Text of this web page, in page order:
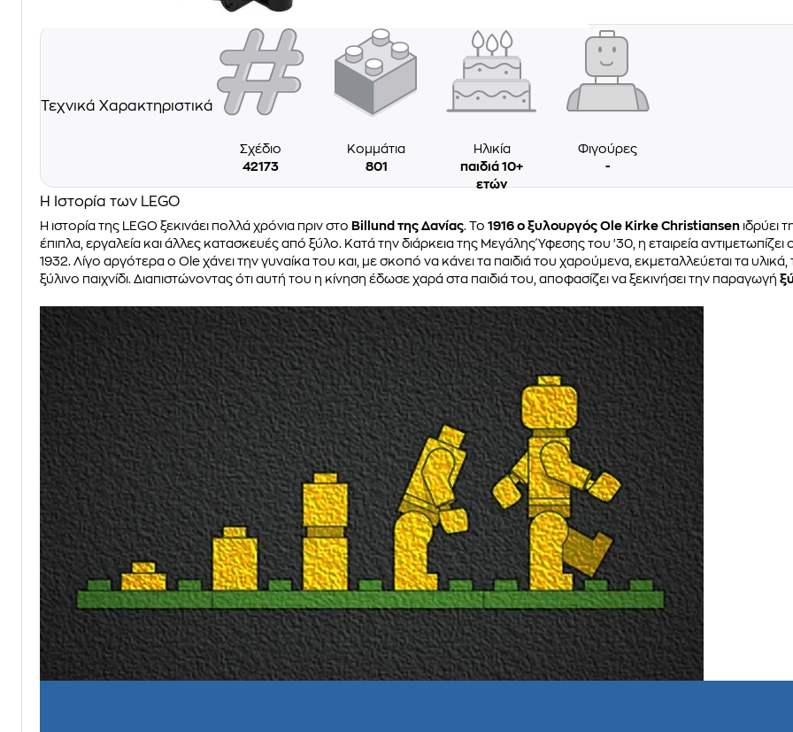
Τεχνικά Χαρακτηριστικά
Σχέδιο
42173
Κομμάτια
801
Ηλικία
παιδιά 10+
ετών
Φιγούρες
-
Η Ιστορία των LEGO
Η ιστορία της LEGO ξεκινάει πολλά χρόνια πριν στο Billund της Δανίας. Το 1916 ο ξυλουργός Ole Kirke Christiansen ιδρύει
έπιπλα, εργαλεία και άλλες κατασκευές από ξύλο. Κατά την διάρκεια της Μεγάλης Ύφεσης του '30, η εταιρεία
1932. Λίγο αργότερα ο Ole χάνει την γυναίκα του και, με σκοπό να κάνει τα παιδιά του χαρούμενα, εκμεταλλεύεται τα υλικά,
ξύλινο παιχνίδι. Διαπιστώνοντας ότι αυτή του η κίνηση έδωσε χαρά στα παιδιά του, αποφασίζει να ξεκινήσει την παραγωγή